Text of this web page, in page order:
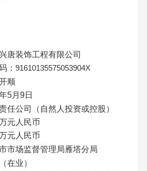
唐装饰工程有限公司
： 91610135575053904X
顺
5月 9日
任公司（自然人投资或控股）
元人民币
元人民币
市场监督管理局雁塔分局
在业）